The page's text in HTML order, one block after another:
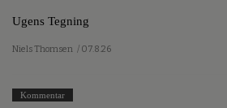
Ugens Tegning
Niels Thomsen / 07.8.26
Kommentar